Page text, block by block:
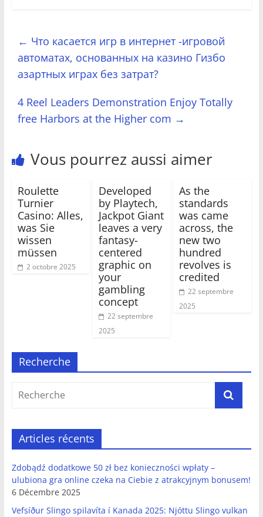
← Что касается игр в интернет -игровой
автоматах, основанных на казино Гизбо
азартных играх без затрат?
4 Reel Leaders Demonstration Enjoy Totally
free Harbors at the Higher com →
Vous pourrez aussi aimer
Roulette
Turnier
Casino: Alles,
was Sie
wissen
müssen
2 octobre 2025
Developed
by Playtech,
Jackpot Giant
leaves a very
fantasy-
centered
graphic on
your
gambling
concept
22 septembre
2025
As the
standards
was came
across, the
new two
hundred
revolves is
credited
22 septembre
2025
Recherche
Articles récents
Zdobądź dodatkowe 50 zł bez konieczności wpłaty –
ulubiona gra online czeka na Ciebie z atrakcyjnym bonusem!
6 Décembre 2025
Vefsíður Slingo spilavíta í Kanada 2025: Njóttu Slingo vulkan